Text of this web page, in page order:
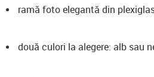
ramă foto elegantă din
două culori la alegere: alb sau